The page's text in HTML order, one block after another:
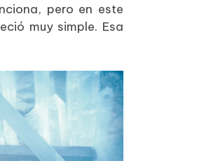
pero en este
muy simple. Esa